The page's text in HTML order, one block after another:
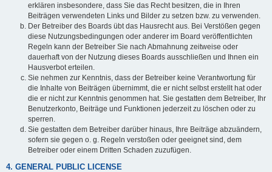
erklären insbesondere, dass Sie das Recht besitzen, die in Ihren
Beiträgen verwendeten Links und Bilder zu setzen bzw. zu verwenden.
Der Betreiber des Boards übt das Hausrecht aus. Bei Verstößen gegen
diese Nutzungsbedingungen oder anderer im Board veröffentlichten
Regeln kann der Betreiber Sie nach Abmahnung zeitweise oder
dauerhaft von der Nutzung dieses Boards ausschließen und Ihnen ein
Hausverbot erteilen.
Sie nehmen zur Kenntnis, dass der Betreiber keine Verantwortung für
die Inhalte von Beiträgen übernimmt, die er nicht selbst erstellt hat oder
die er nicht zur Kenntnis genommen hat. Sie gestatten dem Betreiber, Ihr
Benutzerkonto, Beiträge und Funktionen jederzeit zu löschen oder zu
sperren.
Sie gestatten dem Betreiber darüber hinaus, Ihre Beiträge abzuändern,
sofern sie gegen o. g. Regeln verstoßen oder geeignet sind, dem
Betreiber oder einem Dritten Schaden zuzufügen.
4. GENERAL PUBLIC LICENSE